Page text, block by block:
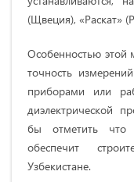
(Щвеция), «Раскат»
Особенностью этой
точность
приборами или
диэлектрической
бы отметить что
обеспечит
Узбекистане.